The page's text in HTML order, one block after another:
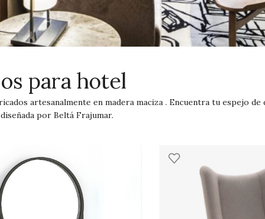
para hotel
artesanalmente en madera maciza . Encuentra tu espejo de
por Beltá Frajumar.